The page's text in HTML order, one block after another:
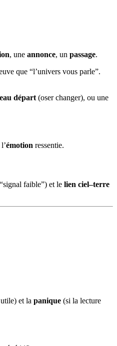
, une annonce, un passage.
que “l’univers vous parle”.
départ (oser changer), ou une
émotion ressentie.
faible”) et le lien ciel–terre
et la panique (si la lecture